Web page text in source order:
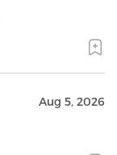
Aug 5, 2026